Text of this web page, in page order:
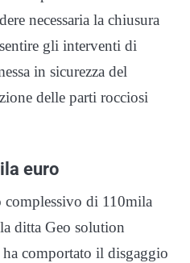
necessaria la chiusura
gli interventi di
in sicurezza del
delle parti rocciosi
euro
complessivo di 110mila
ditta Geo solution
comportato il disgaggio